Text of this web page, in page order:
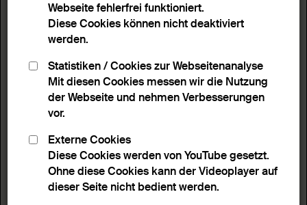
Sortieren nach
Anzahl Ergebnisse
Webseite fehlerfrei funktioniert.
Diese Cookies können nicht deaktiviert
werden.
Statistiken / Cookies zur Webseitenanalyse
Mit diesen Cookies messen wir die Nutzung
der Webseite und nehmen Verbesserungen
vor.
Externe Cookies
Diese Cookies werden von YouTube gesetzt.
Ohne diese Cookies kann der Videoplayer auf
dieser Seite nicht bedient werden.